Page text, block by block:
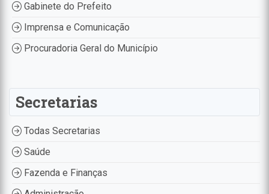
Gabinete do Prefeito
Imprensa e Comunicação
Procuradoria Geral do Município
Secretarias
Todas Secretarias
Saúde
Fazenda e Finanças